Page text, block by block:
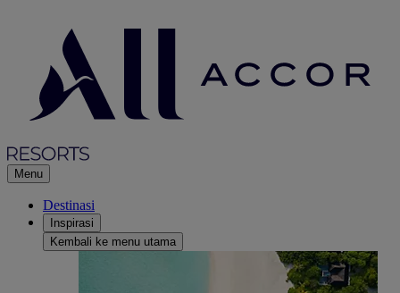
Menu
Destinasi
Inspirasi
Kembali ke menu utama